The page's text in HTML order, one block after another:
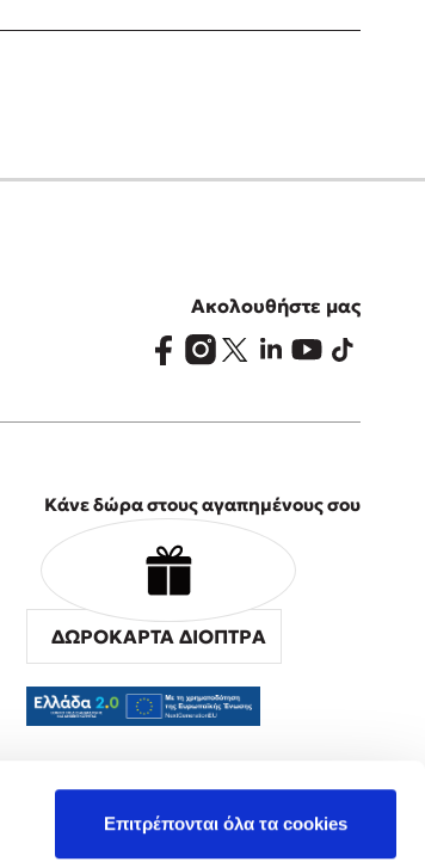
Επιτρέπονται όλα τα cookies
Ακολουθήστε μας
Κάνε δώρα στους αγαπημένους σου
ΔΩΡΟΚΑΡΤΑ ΔΙΟΠΤΡΑ